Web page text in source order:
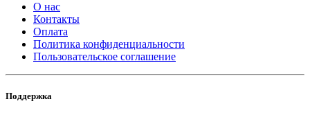
О нас
Контакты
Оплата
Политика конфиденциальности
Пользовательское соглашение
Поддержка